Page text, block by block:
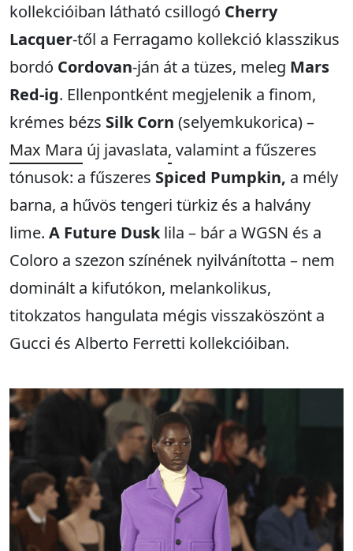
kollekcióiban látható csillogó Cherry
Lacquer-től a Ferragamo kollekció klasszikus
bordó Cordovan-ján át a tüzes, meleg Mars
Red-ig. Ellenpontként megjelenik a finom,
krémes bézs Silk Corn (selyemkukorica) –
Max Mara új javaslata, valamint a fűszeres
tónusok: a fűszeres Spiced Pumpkin, a mély
barna, a hűvös tengeri türkiz és a halvány
lime. A Future Dusklila – bár a WGSN és a
Coloro a szezon színének nyilvánította – nem
dominált a kifutókon, melankolikus,
titokzatos hangulata mégis visszaköszönt a
Gucci és Alberto Ferretti kollekcióiban.